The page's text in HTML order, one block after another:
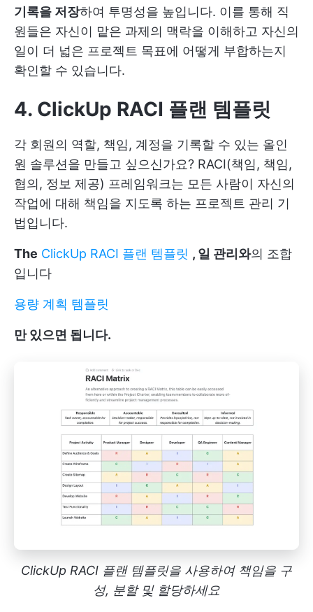
기록을 저장하여 투명성을 높입니다. 이를 통해 직
원들은 자신이 맡은 과제의 맥락을 이해하고 자신의
일이 더 넓은 프로젝트 목표에 어떻게 부합하는지
확인할 수 있습니다.
4. ClickUp RACI 플랜 템플릿
각 회원의 역할, 책임, 계정을 기록할 수 있는 올인
원 솔루션을 만들고 싶으신가요? RACI(책임, 책임,
협의, 정보 제공) 프레임워크는 모든 사람이 자신의
작업에 대해 책임을 지도록 하는 프로젝트 관리 기
법입니다.
The ClickUp RACI 플랜 템플릿 , 일 관리와의 조합
입니다
용량 계획 템플릿
만 있으면 됩니다.
ClickUp RACI 플랜 템플릿을 사용하여 책임을 구
성, 분할 및 할당하세요